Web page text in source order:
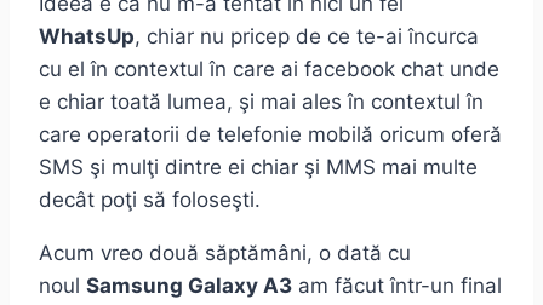
WhatsUp, chiar nu pricep de ce te-ai încurca
cu el în contextul în care ai facebook chat unde
e chiar toată lumea, şi mai ales în contextul în
care operatorii de telefonie mobilă oricum oferă
SMS şi mulţi dintre ei chiar şi MMS mai multe
decât poţi să foloseşti.
Acum vreo două săptămâni, o dată cu
noul Samsung Galaxy A3 am făcut într-un final